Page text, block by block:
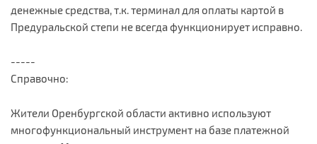
денежные средства, т.к. терминал для оплаты картой в
Предуральской степи не всегда функционирует исправно.
-----
Справочно:
Жители Оренбургской области активно используют
многофункциональный инструмент на базе платежной